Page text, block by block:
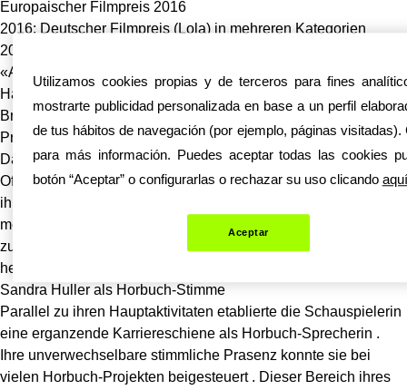
Europaischer Filmpreis 2016
2016: Deutscher Filmpreis (Lola) in mehreren Kategorien
2023: Beste Schauspielerin beim Europaischen Filmpreis fur
«Anatomie eines Falls»
Hauptdarstellerinnen-Nominierungen bei den wichtigsten
Branchenpreisen 2024
Privat fernab des Rampenlichts
Das personliche Leben der Schauspielerin ist bewusst von der
Offentlichkeit getrennt . Ihr Zuhause liegt in Leipzig , wo sich
ihre Familienheimat befindet . In Medienbeitragen gab sie
mehrfach zu verstehen , dass sie sportlichen Aktivitaten
zugeneigt ist . Aus verschiedenen Veroffentlichungen geht
hervor gehort sie zu den Fans der Eisbaren Berlin .
Sandra Huller als Horbuch-Stimme
Parallel zu ihren Hauptaktivitaten etablierte die Schauspielerin
eine erganzende Karriereschiene als Horbuch-Sprecherin .
Ihre unverwechselbare stimmliche Prasenz konnte sie bei
vielen Horbuch-Projekten beigesteuert . Dieser Bereich ihres
Utilizamos cookies propias y de terceros para fines
mostrarte publicidad personalizada en base a un perfil
de tus hábitos de navegación (por ejemplo, páginas
para más información. Puedes aceptar todas las cookies
botón “Aceptar” o configurarlas o rechazar su uso clicando aquí
Aceptar